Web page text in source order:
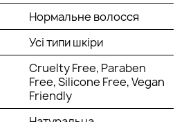
провівши його кілька разів по
масажними рухами і ретельно
Нормальне волосся
Усі типи шкіри
Cruelty Free, Paraben
Free, Silicone Free, Vegan
Friendly